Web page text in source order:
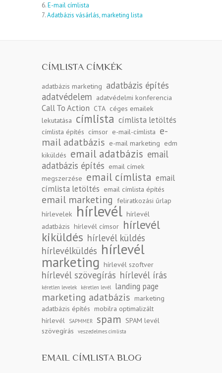
6.E-mail címlista
7.Adatbázis vásárlás, marketing lista
CÍMLISTA CÍMKÉK
adatbázis marketing adatbázis építés
adatvédelem adatvédelmi konferencia
Call To Action CTA céges emailek
lekutatása címlista címlista letöltés
címlista építés címsor e-mail-címlista e-
mail adatbázis e-mail marketing edm
kiküldés email adatbázis email
adatbázis építés email címek
megszerzése email címlista email
címlista letöltés email címlista építés
email marketing feliratkozási űrlap
hírlevelek
hírlevél hírlevél
adatbázis hírlevél címsor hírlevél
kiküldés hírlevél küldés
hírlevélküldés hírlevél
marketing hírlevél szoftver
hírlevél szövegírás hírlevél írás
kéretlen levelek kéretlen levél landing page
marketing adatbázis marketing
adatbázis építés mobilra optimalizált
hírlevél
SAPMMER spam SPAM levél
szövegírás
veszedelmes címlista
EMAIL CÍMLISTA BLOG